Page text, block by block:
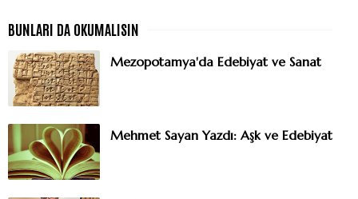
Mezopotamya'da Edebiyat ve Sanat
Mehmet Sayan Yazdı: Aşk ve Edebiyat